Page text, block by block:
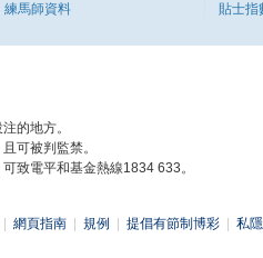
練馬師資料
貼士指
的地方。
可被判監禁。
致電平和基金熱線1834 633。
網頁指南 規例 提倡有節制博彩 私